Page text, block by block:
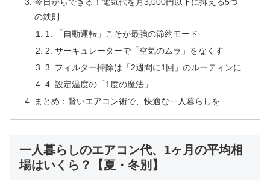
今日からできる！電気代を月3,000円以下に抑える5つ
の鉄則
1. 「自動運転」こそが最強の節約モード
2. サーキュレーターで「空気のムラ」をなくす
3. フィルター掃除は「2週間に1回」のルーティンに
4. 設定温度の「1度の魔法」
まとめ：賢いエアコン術で、快適な一人暮らしを
一人暮らしのエアコン代、1ヶ月の平均相
場はいくら？【夏・冬別】